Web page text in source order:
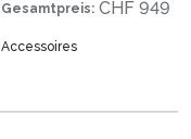
Gesamtpreis: CHF 949
Accessoires